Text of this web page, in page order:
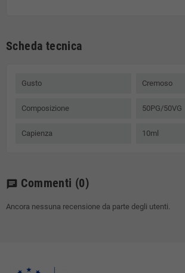
Scheda tecnica
Gusto Cremoso
Composizione 50PG/50VG
Capienza 10ml
chat Commenti (0)
Ancora nessuna recensione da parte degli utenti.